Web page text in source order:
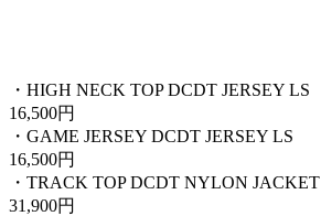
・HIGH NECK TOP DCDT JERSEY LS
16,500円
・GAME JERSEY DCDT JERSEY LS
16,500円
・TRACK TOP DCDT NYLON JACKET
31,900円